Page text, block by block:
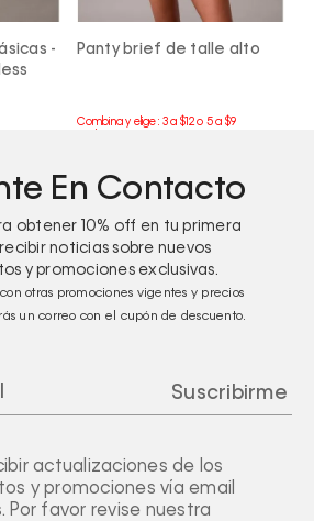
-
Panty brief de talle alto
En Contacto
obtener 10% off en tu primera
noticias sobre nuevos
y promociones exclusivas.
otras promociones vigentes y precios
un correo con el cupón de descuento.
actualizaciones de los
y promociones vía email
Por favor revise nuestra